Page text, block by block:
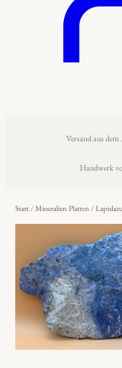
Versand aus
Handwerk
Start/Mineralien Platten/